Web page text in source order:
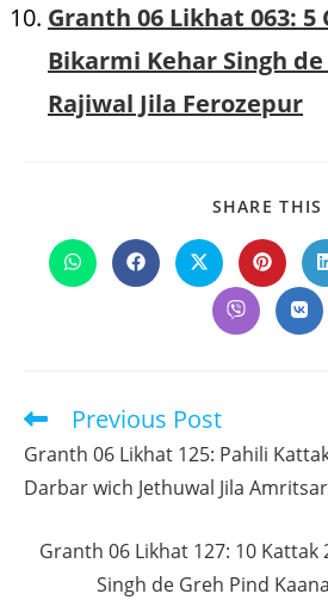
Granth 06 Likhat 063: 5
Bikarmi Kehar Singh
Rajiwal Jila Ferozepur
SHARE THIS
Opens
in
Opens
in
Opens
in
new
window
Opens
in
new
window
Opens
in in
Read
articles
Previous Post
Granth 06 Likhat 125: Pahili
Darbar wich Jethuwal Jila Amritsar
Granth 06 Likhat 127: 10 Kattak
Singh de Greh Pind